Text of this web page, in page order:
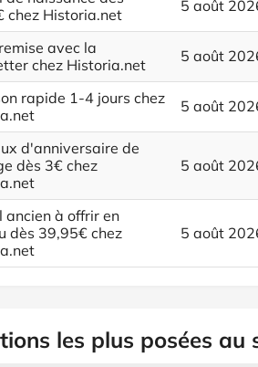
chez Historia.net
5 août
avec la
chez Historia.net
5 août
rapide 1-4 jours chez
5 août
d'anniversaire de
dès 3€ chez
5 août
ancien à offrir en
dès 39,95€ chez
5 août
les plus posées